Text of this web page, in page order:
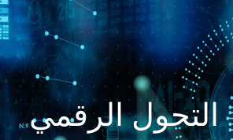
التحول الرقمي